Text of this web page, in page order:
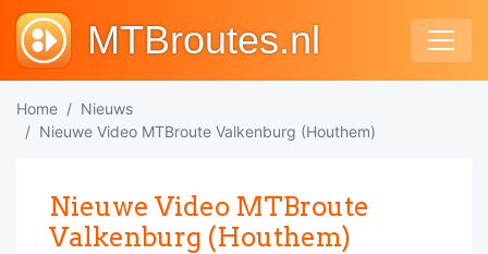
MTBroutes.nl
Home
Nieuws
Nieuwe Video MTBroute Valkenburg (Houthem)
Nieuwe Video MTBroute
Valkenburg (Houthem)